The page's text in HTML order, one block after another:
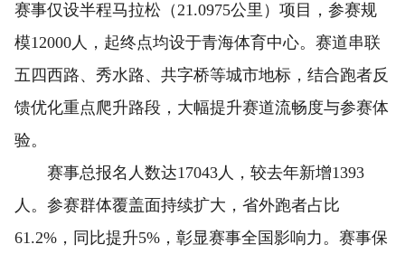
赛事仅设半程马拉松（21.0975公里）项目，参赛规
模12000人，起终点均设于青海体育中心。赛道串联
五四西路、秀水路、共字桥等城市地标，结合跑者反
馈优化重点爬升路段，大幅提升赛道流畅度与参赛体
验。
赛事总报名人数达17043人，较去年新增1393
人。参赛群体覆盖面持续扩大，省外跑者占比
61.2%，同比提升5%，彰显赛事全国影响力。赛事保